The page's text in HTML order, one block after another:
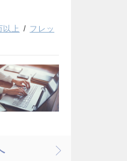
以上
フレッ